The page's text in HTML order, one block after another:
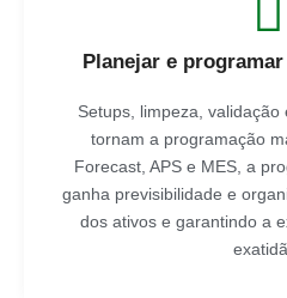
Planejar e
Setups, limpeza,
tornam a programação
Forecast, APS e MES, a
ganha previsibilidade e
dos ativos e garantindo a